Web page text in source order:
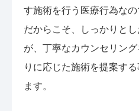
す施術を行う医療行為なの
だからこそ、しっかりと
が、丁寧なカウンセリン
りに応じた施術を提案す
ます。